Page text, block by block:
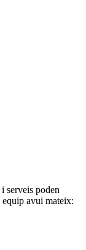
serveis poden
equip avui mateix: